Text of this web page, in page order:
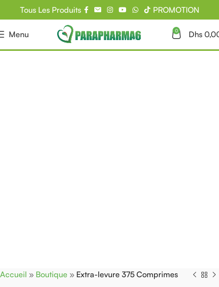
Tous Les Produits PROMOTION
Menu 0 Dhs
Accueil » Boutique » Extra-levure 375 Comprimes